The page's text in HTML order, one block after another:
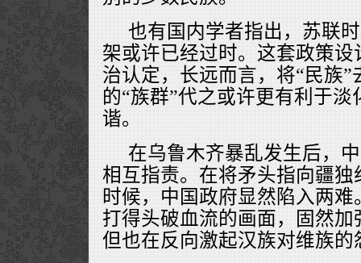
也有国内学者指出，苏联
架或许已经过时。这套政策设
治认定，长远而言，将“民族
的“族群”代之或许更有利于
谐。
在乌鲁木齐暴乱发生后，
相互指责。在将矛头指向疆
时候，中国政府显然陷入两
打得头破血流的画面，固然
但也在反向激起汉族对维族的